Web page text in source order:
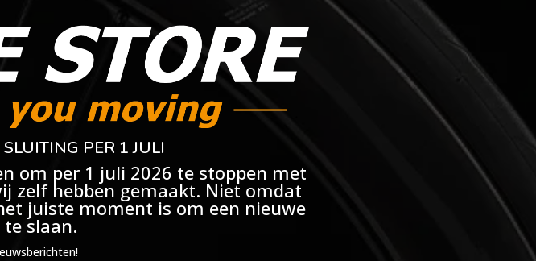
PER 1 JULI
om per 1 juli 2026 te stoppen met
zelf hebben gemaakt. Niet omdat
juiste moment is om een nieuwe
slaan.